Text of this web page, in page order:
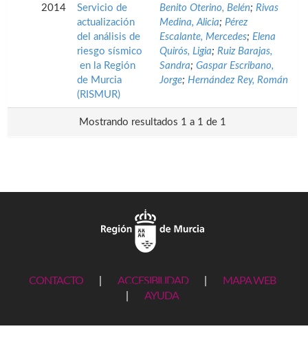
2014
Servicio de
actualización
del análisis de
riesgo sísmico
en la Región
de Murcia
(RISMUR)
Benito Oterino, Belén; Rivas
Medina, Alicia; Pérez
Escalante, Mercedes; Elena
Quirós, Ligia; Ruiz Barajas,
Sandra; Gaspar Escribano,
Jorge; Hernández Rey, Román
Mostrando resultados 1 a 1 de 1
CONTACTO ACCESIBILIDAD
MAPA WEB
AYUDA